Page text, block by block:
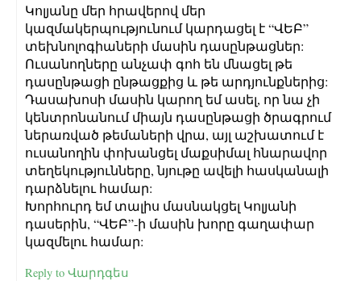
Կոլյանը մեր հրավերով մեր
կազմակերպությունում կարդացել է “ՎԵԲ”
տեխնոլոգիաների մասին դասընթացներ:
Ուսանողները անչափ գոհ են մնացել թե
դասընթացի ընթացքից և թե արդյունքներից:
Դասախոսի մասին կարող եմ ասել, որ նա չի
կենտրոնանում միայն դասընթացի ծրագրում
ներառված թեմաների վրա, այլ աշխատում է
ուսանողին փոխանցել մաքսիմալ հնարավոր
տեղեկությունները, նյութը ավելի հասկանալի
դարձնելու համար:
Խորհուրդ եմ տալիս մասնակցել Կոլյանի
դասերին, “ՎԵԲ”-ի մասին խորը գաղափար
կազմելու համար:
Reply to Վարդգես